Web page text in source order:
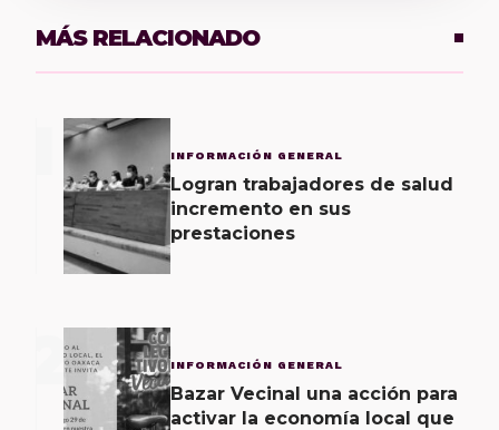
MÁS RELACIONADO
INFORMACIÓN GENERAL
Logran trabajadores de salud
incremento en sus
prestaciones
2 INFORMACIÓN GENERAL
Bazar Vecinal una acción para
activar la economía local que